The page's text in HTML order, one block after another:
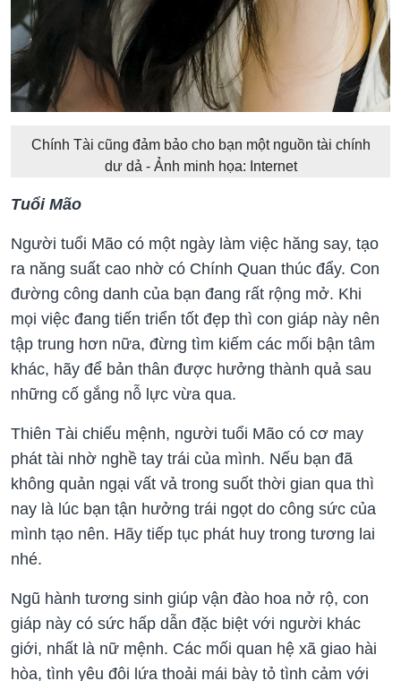
Chính Tài cũng đảm bảo cho bạn một nguồn tài chính
dư dả - Ảnh minh họa: Internet
Tuổi Mão
Người tuổi Mão có một ngày làm việc hăng say, tạo
ra năng suất cao nhờ có Chính Quan thúc đẩy. Con
đường công danh của bạn đang rất rộng mở. Khi
mọi việc đang tiến triển tốt đẹp thì con giáp này nên
tập trung hơn nữa, đừng tìm kiếm các mối bận tâm
khác, hãy để bản thân được hưởng thành quả sau
những cố gắng nỗ lực vừa qua.
Thiên Tài chiếu mệnh, người tuổi Mão có cơ may
phát tài nhờ nghề tay trái của mình. Nếu bạn đã
không quản ngại vất vả trong suốt thời gian qua thì
nay là lúc bạn tận hưởng trái ngọt do công sức của
mình tạo nên. Hãy tiếp tục phát huy trong tương lai
nhé.
Ngũ hành tương sinh giúp vận đào hoa nở rộ, con
giáp này có sức hấp dẫn đặc biệt với người khác
giới, nhất là nữ mệnh. Các mối quan hệ xã giao hài
hòa, tình yêu đôi lứa thoải mái bày tỏ tình cảm với